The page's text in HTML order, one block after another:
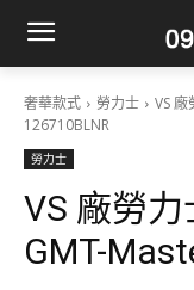
奢華款式 勞力士
VS
126710BLNR
勞力士
VS 廠勞
GMT-